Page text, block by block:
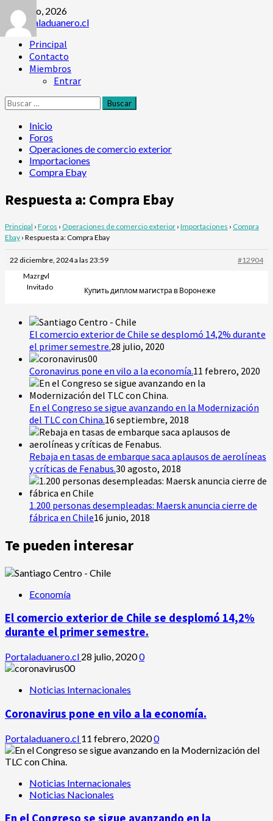
Saltar
al
contenido
8 agosto, 2026
Menú
principal
Principal
Contacto
Miembros
Entrar
Buscar:
Inicio
Foros
Operaciones de comercio exterior
Importaciones
Compra Ebay
Respuesta a: Compra Ebay
Principal › Foros › Operaciones de comercio exterior › Importaciones › Compra
Ebay › Respuesta a: Compra Ebay
22 diciembre, 2024 a las 23:59
#12904
Mazrgvl
Invitado
Купить диплом магистра в Воронеже
El comercio exterior de Chile se desplomó 14,2% durante
el primer semestre.28 julio, 2020
Coronavirus pone en vilo a la economía.11 febrero, 2020
En el Congreso se sigue avanzando en la Modernización
del TLC con China.16 septiembre, 2018
Rebaja en tasas de embarque saca aplausos de aerolíneas
y críticas de Fenabus.30 agosto, 2018
1.200 personas desempleadas: Maersk anuncia cierre de
fábrica en Chile16 junio, 2018
Te pueden interesar
Economía
El comercio exterior de Chile se desplomó 14,2%
durante el primer semestre.
Portaladuanero.cl 28 julio, 20200
Noticias Internacionales
Coronavirus pone en vilo a la economía.
Portaladuanero.cl 11 febrero, 20200
Noticias Internacionales
Noticias Nacionales